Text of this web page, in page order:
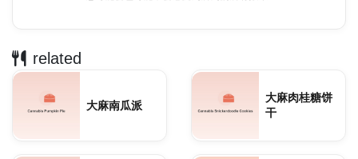
related
大麻南瓜派
大麻肉桂糖饼
干